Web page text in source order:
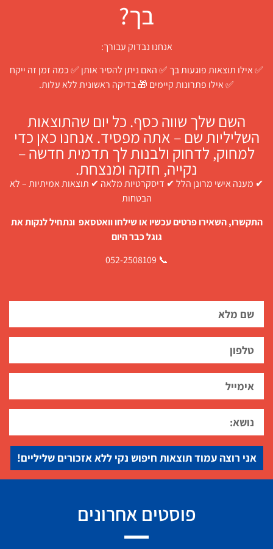
בך?
אנחנו נבדוק עבורך:
✅ אילו תוצאות פוגעות בך ✅ האם ניתן להסיר אותן ✅ כמה זמן זה ייקח
✅ אילו פתרונות קיימים 🎁 בדיקה ראשונית ללא עלות.
השם שלך שווה כסף. כל יום שהתוצאות
השליליות שם – אתה מפסיד. אנחנו כאן כדי
למחוק, לדחוק ולבנות לך תדמית חדשה –
נקייה, חזקה ומנצחת.
✔ מענה אישי מרונן הלל ✔ דיסקרטיות מלאה ✔ תוצאות אמיתיות – לא
הבטחות
התקשרו, השאירו פרטים עכשיו או שילחו וואטסאפ ונתחיל לנקות את
גוגל כבר היום
📞 052-2508109
אני רוצה עמוד תוצאות חיפוש נקי ללא אזכורים שליליים!
פוסטים אחרונים